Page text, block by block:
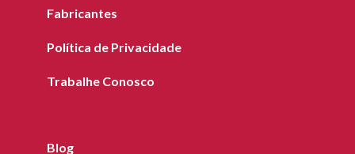
Fabricantes
Política de Privacidade
Trabalhe Conosco
Blog